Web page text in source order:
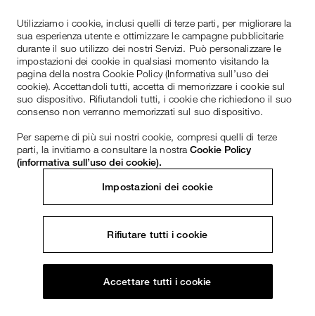
Utilizziamo i cookie, inclusi quelli di terze parti, per migliorare la
sua esperienza utente e ottimizzare le campagne pubblicitarie
durante il suo utilizzo dei nostri Servizi. Può personalizzare le
impostazioni dei cookie in qualsiasi momento visitando la
pagina della nostra Cookie Policy (Informativa sull’uso dei
cookie). Accettandoli tutti, accetta di memorizzare i cookie sul
suo dispositivo. Rifiutandoli tutti, i cookie che richiedono il suo
consenso non verranno memorizzati sul suo dispositivo.
Per saperne di più sui nostri cookie, compresi quelli di terze
parti, la invitiamo a consultare la nostraCookie Policy
(informativa sull’uso dei cookie).
Impostazioni dei cookie
Rifiutare tutti i cookie
Accettare tutti i cookie